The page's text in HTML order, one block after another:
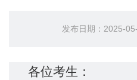
发布日期：2025-
各位考生：